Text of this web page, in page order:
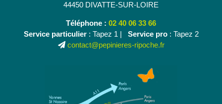
44450 DIVATTE-SUR-LOIRE
Téléphone : 02 40 06 33 66
Service particulier: Tapez 1 | Service pro: Tapez 2
contact@pepinieres-ripoche.fr